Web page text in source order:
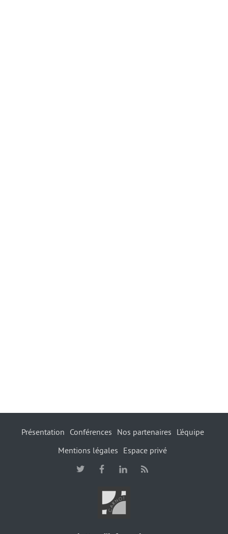
Présentation Conférences Nos partenaires
L’équipe
Mentions légales
Espace privé